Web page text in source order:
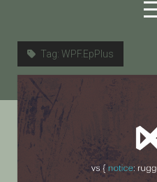
Chi
Tag: WPF.EpPlus